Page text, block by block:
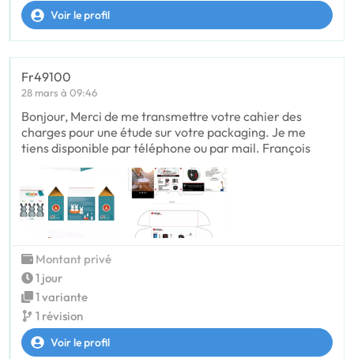
Voir le profil
Fr49100
28 mars à 09:46
Bonjour, Merci de me transmettre votre cahier des
charges pour une étude sur votre packaging. Je me
tiens disponible par téléphone ou par mail. François
Montant privé
1 jour
1 variante
1 révision
Voir le profil